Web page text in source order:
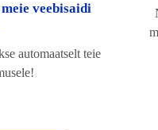
veebisaidi
automaatselt teie